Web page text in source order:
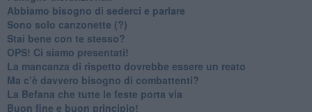
​Abbiamo bisogno di sederci e parlare
Sono solo canzonette (?)
​Stai bene con te stesso?
​OPS! Ci siamo presentati!
​La mancanza di rispetto dovrebbe essere un reato
​Ma c’è davvero bisogno di combattenti?
​La Befana che tutte le feste porta via
Buon fine e buon principio!